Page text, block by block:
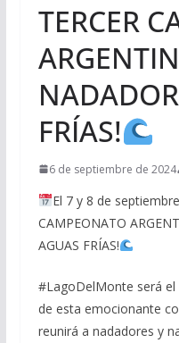
TERCER
FRÍAS!
6 de septiembre de 2024
El 7 y 8 de septiembre
CAMPEONATO
AGUAS FRÍAS!
#LagoDelMonte será el
de esta emocionante
reunirá a nadadores y